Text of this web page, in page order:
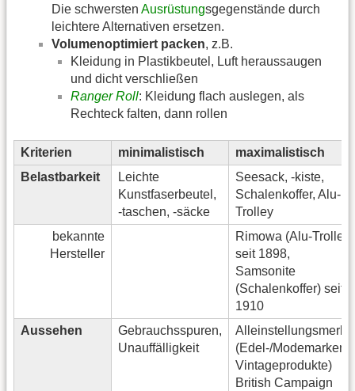
Die schwersten Ausrüstungsgegenstände durch
leichtere Alternativen ersetzen.
Volumenoptimiert packen, z.B.
Kleidung in Plastikbeutel, Luft heraussaugen
und dicht verschließen
Ranger Roll: Kleidung flach auslegen, als
Rechteck falten, dann rollen
Kriterien minimalistisch
maximalistisch
Belastbarkeit
Leichte
Kunstfaserbeutel,
-taschen, -säcke
Seesack, -kiste,
Schalenkoffer, Alu-
Trolley
bekannte
Hersteller
Rimowa (Alu-
seit 1898,
Samsonite
(Schalenkoffer) seit
1910
Aussehen
Gebrauchsspuren,
Unauffälligkeit
(Edel-/Modemarken,
Vintageprodukte)
British Campaign